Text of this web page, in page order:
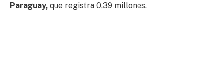
Paraguay, que registra 0,39 millones.